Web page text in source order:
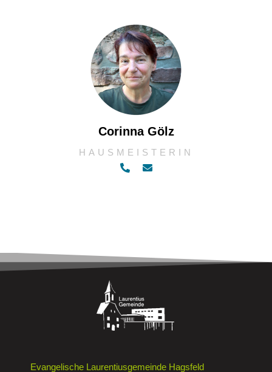
Corinna Gölz
HAUSMEISTERIN
Evangelische Laurentiusgemeinde Hagsfeld